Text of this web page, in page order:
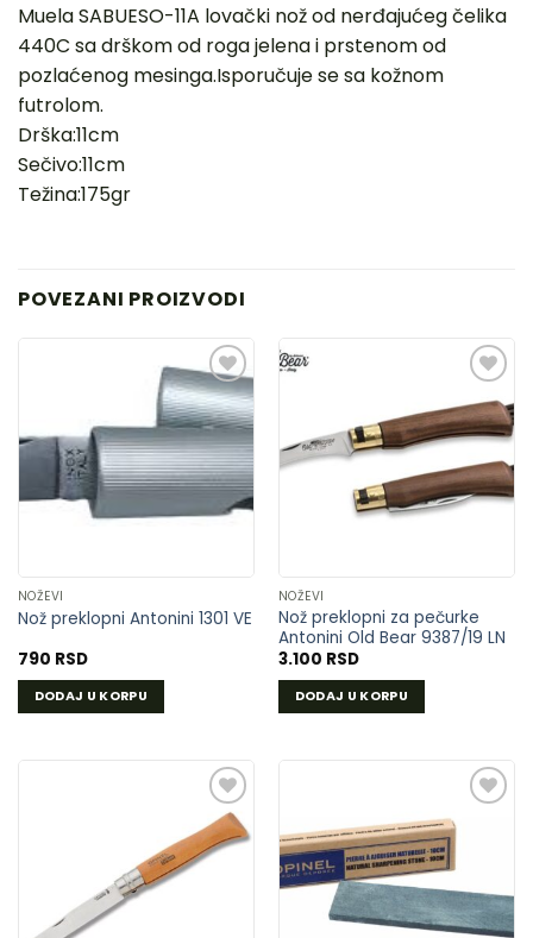
Muela SABUESO-11A lovački nož od nerđajućeg čelika
440C sa drškom od roga jelena i prstenom od
pozlaćenog mesinga.Isporučuje se sa kožnom
futrolom.
Drška:11cm
Sečivo:11cm
Težina:175gr
POVEZANI PROIZVODI
DODAJ
U
LISTU
NOŽEVI
Nož preklopni Antonini 1301 VE
790 RSD
DODAJ U KORPU
DODAJ
U
LISTU
ŽELJA
NOŽEVI
Nož preklopni za pečurke
Antonini Old Bear 9387/19 LN
3.100 RSD
DODAJ U KORPU
DODAJ
DODAJ
U
LISTU
ŽELJA